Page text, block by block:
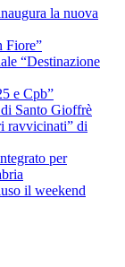
la nuova
Fiore”
“Destinazione
e Cpb”
Santo Gioffrè
ravvicinati” di
per
il weekend